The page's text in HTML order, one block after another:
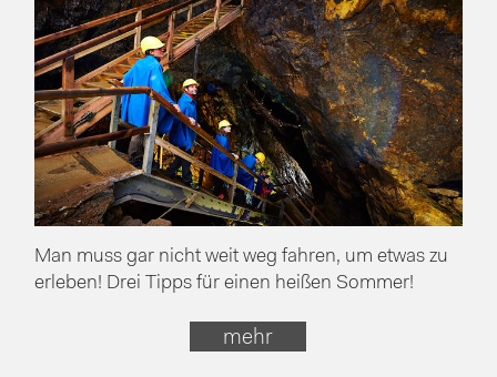
Man muss gar nicht weit weg fahren, um etwas zu
erleben! Drei Tipps für einen heißen Sommer!
mehr